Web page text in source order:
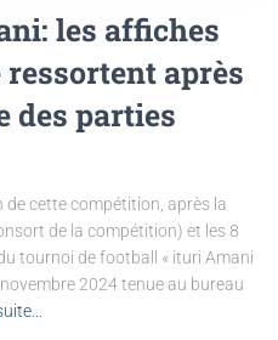
les affiches
après
des parties
de cette compétition, après la
de la compétition) et les 8
tournoi de football « ituri Amani
2024 tenue au bureau